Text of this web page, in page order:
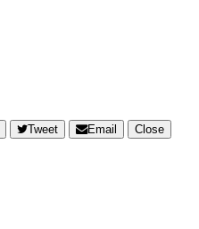
Tweet Email
Close